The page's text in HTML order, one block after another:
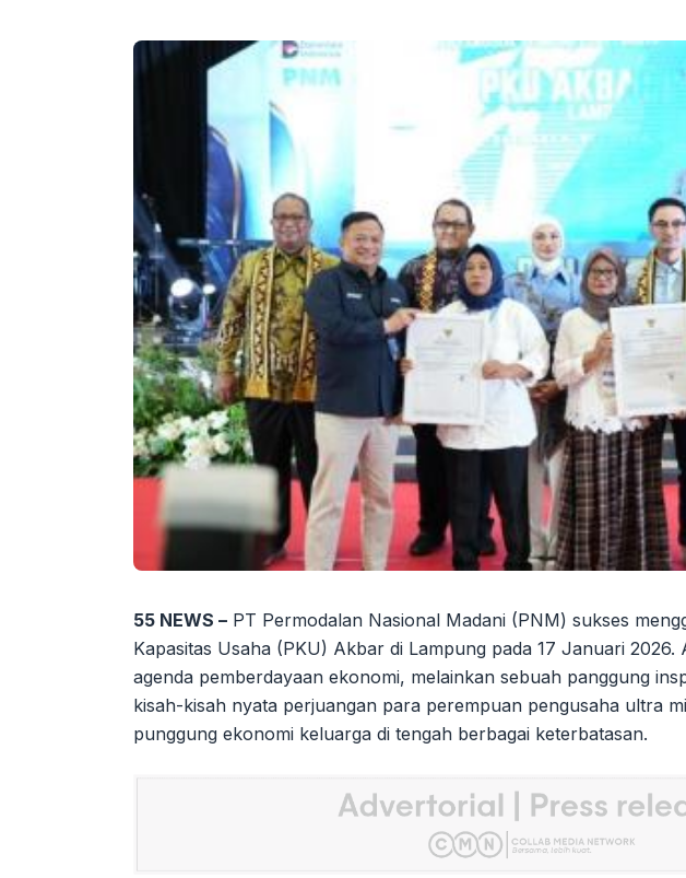
55 NEWS – PT Permodalan Nasional Madani (PNM) sukses
Kapasitas Usaha (PKU) Akbar di Lampung pada 17 Januari
agenda pemberdayaan ekonomi, melainkan sebuah panggung
kisah-kisah nyata perjuangan para perempuan pengusaha ultra
punggung ekonomi keluarga di tengah berbagai keterbatasan.